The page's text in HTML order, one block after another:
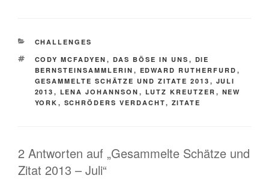
KATEGORIEN
CHALLENGES
SCHLAGWÖRTER
CODY MCFADYEN , DAS BÖSE IN UNS , DIE
BERNSTEINSAMMLERIN , EDWARD RUTHERFURD ,
GESAMMELTE SCHÄTZE UND ZITATE 2013 , JULI
2013 , LENA JOHANNSON , LUTZ KREUTZER , NEW
YORK , SCHRÖDERS VERDACHT, ZITATE
2 Antworten auf „Gesammelte Schätze und
Zitat 2013 – Juli“